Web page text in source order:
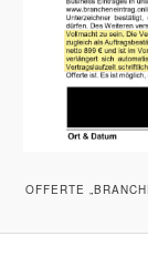
OFFERTE